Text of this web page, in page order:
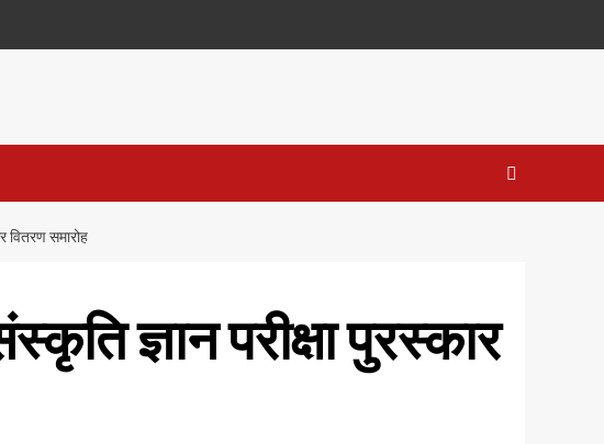
वितरण समारोह
ज्ञान परीक्षा पुरस्कार